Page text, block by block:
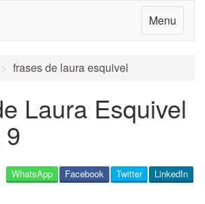
Menu
frases de laura esquivel
Laura Esquivel
LinkedIn
Twitter
Facebook
WhatsApp